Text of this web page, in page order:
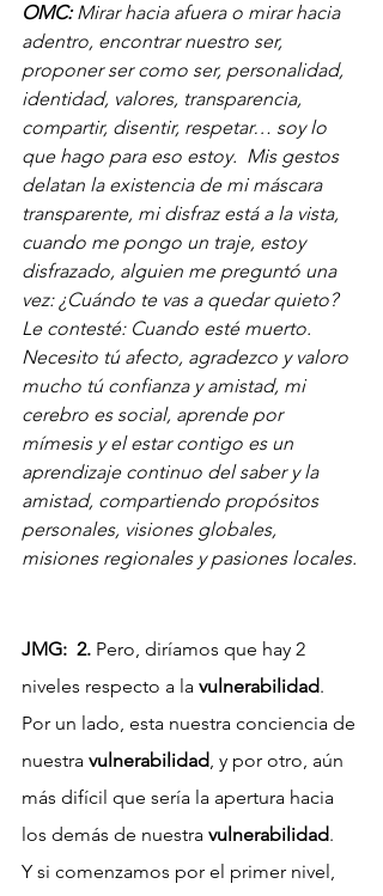
OMC: Mirar hacia afuera o mirar hacia
adentro, encontrar nuestro ser,
proponer ser como ser, personalidad,
identidad, valores, transparencia,
compartir, disentir, respetar… soy lo
que hago para eso estoy.  Mis gestos
delatan la existencia de mi máscara
transparente, mi disfraz está a la vista,
cuando me pongo un traje, estoy
disfrazado, alguien me preguntó una
vez: ¿Cuándo te vas a quedar quieto?
Le contesté: Cuando esté muerto.
Necesito tú afecto, agradezco y valoro
mucho tú confianza y amistad, mi
cerebro es social, aprende por
mímesis y el estar contigo es un
aprendizaje continuo del saber y la
amistad, compartiendo propósitos
personales, visiones globales,
misiones regionales y pasiones locales.
JMG:  2. Pero, diríamos que hay 2
niveles respecto a la vulnerabilidad.
Por un lado, esta nuestra conciencia de
nuestra vulnerabilidad, y por otro, aún
más difícil que sería la apertura hacia
los demás de nuestra vulnerabilidad.
Y si comenzamos por el primer nivel,